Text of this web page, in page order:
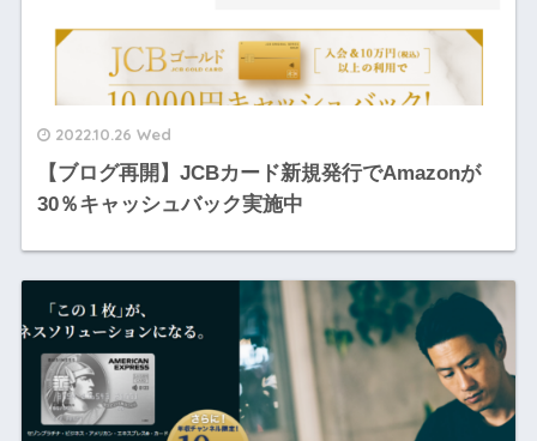
2022.10.26 Wed
【ブログ再開】JCBカード新規発行でAmazonが
30％キャッシュバック実施中